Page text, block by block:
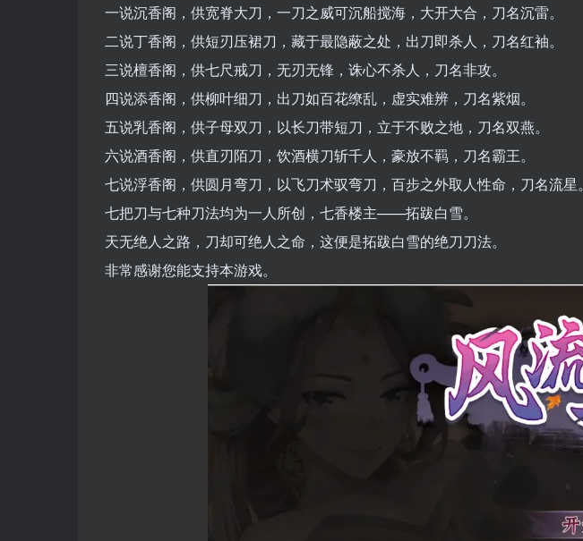
一说沉香阁，供宽脊大刀，一刀之威可沉船搅海，大开大合，刀名沉雷。
二说丁香阁，供短刃压裙刀，藏于最隐蔽之处，出刀即杀人，刀名红袖。
三说檀香阁，供七尺戒刀，无刃无锋，诛心不杀人，刀名非攻。
四说添香阁，供柳叶细刀，出刀如百花缭乱，虚实难辨，刀名紫烟。
五说乳香阁，供子母双刀，以长刀带短刀，立于不败之地，刀名双燕。
六说酒香阁，供直刃陌刀，饮酒横刀斩千人，豪放不羁，刀名霸王。
七说浮香阁，供圆月弯刀，以飞刀术驭弯刀，百步之外取人性命，刀名流星。
七把刀与七种刀法均为一人所创，七香楼主——拓跋白雪。
天无绝人之路，刀却可绝人之命，这便是拓跋白雪的绝刀刀法。
非常感谢您能支持本游戏。